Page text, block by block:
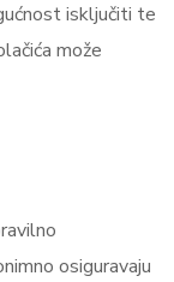
isključiti te
može
osiguravaju